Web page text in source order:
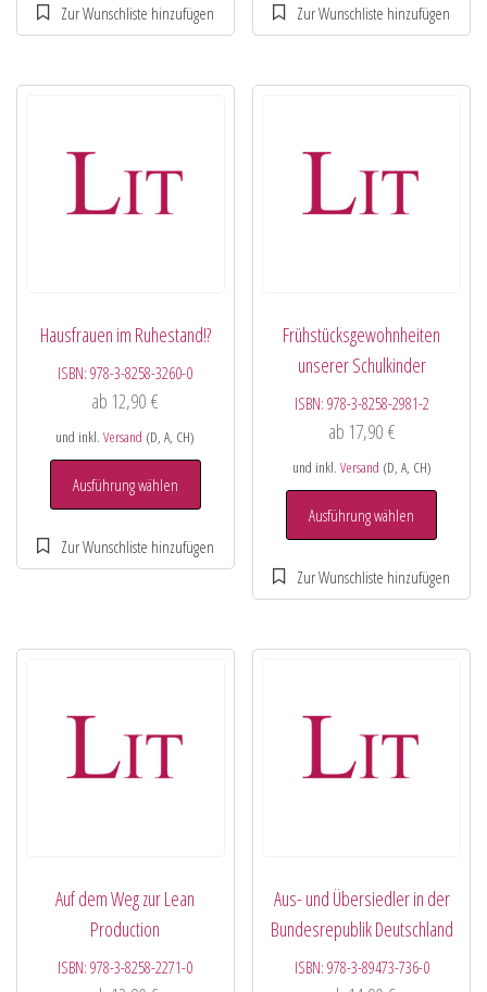
Hausfrauen im Ruhestand!?
ISBN:978-3-8258-3260-0
ab 12,90€
und inkl.Versand (D, A, CH)
Ausführung wählen
Frühstücksgewohnheiten
unserer Schulkinder
ISBN: 978-3-8258-2981-2
ab 17,90 €
und inkl. Versand (D, A, CH)
Ausführung wählen
Auf dem Weg zur Lean
Production
ISBN:978-3-8258-2271-0
Aus- und Übersiedler in der
Bundesrepublik Deutschland
ISBN: 978-3-89473-736-0